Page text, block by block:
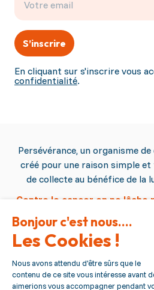
En cliquant sur s'inscrire vous
confidentialité.
S’inscrire
Persévérance, un organisme
créé pour une raison simple
de collecte au bénéfice de la
Contre le cancer on ne lâche
Qui sommes
Nous
Nous